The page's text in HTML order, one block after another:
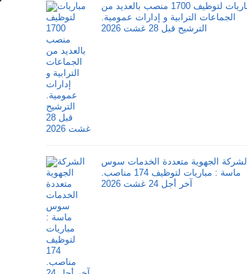
مباريات لتوظيف 1700 منصب بالعديد من
الجماعات الترابية و إدارات عمومية.
الترشيح قبل 28 غشت 2026
الشركة الجهوية متعددة الخدمات سوس
ماسة : مباريات لتوظيف 174 مناصب.
آخر أجل 24 غشت 2026